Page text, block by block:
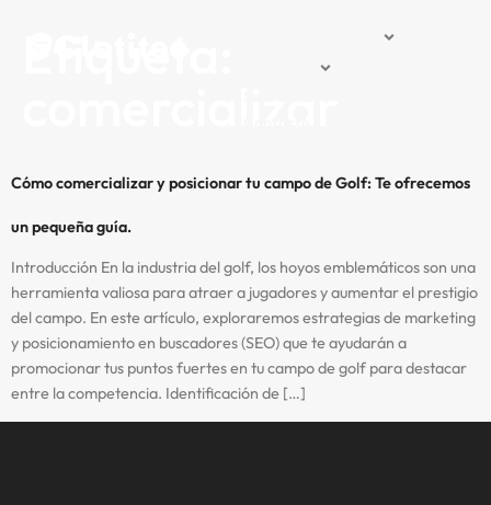
Cómo comercializar y posicionar tu campo de Golf: Te ofrecemos
un pequeña guía.
Introducción En la industria del golf, los hoyos emblemáticos son una
herramienta valiosa para atraer a jugadores y aumentar el prestigio
del campo. En este artículo, exploraremos estrategias de marketing
y posicionamiento en buscadores (SEO) que te ayudarán a
promocionar tus puntos fuertes en tu campo de golf para destacar
entre la competencia. Identificación de […]